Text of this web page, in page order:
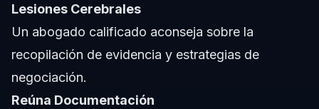
Lesiones Cerebrales
Un abogado calificado aconseja sobre la
recopilación de evidencia y estrategias de
negociación.
Reúna Documentación